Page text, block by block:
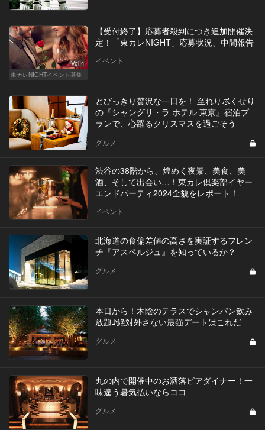
Vol.4
東カレNIGHTイベント募集
【受付終了】応募者殺到につき追加開催決
定！「東カレNIGHT」応募状況、中間報告
イベント
とびっきり贅沢な一日を！ 至れり尽くせり
の『シャングリ・ラ ホテル 東京』宿泊プ
ランで、心躍るクリスマスを過ごそう
グルメ
渋谷の38階から、煌めく夜景、美食、美
酒、そして出会い…！東カレ倶楽部イヤー
エンドパーティ2024全貌をレポート！
イベント
北海道の食偏差値の高さを実証するフレン
チ『アスペルジュ』を知っているか？
グルメ
本日から！木陰のテラスでシャンパン飲み
放題♪絶対外さない最強デートはこれだ
グルメ
丸の内で開催中のお洒落ビアダイナー！一
味違う暑気払いならココ
グルメ